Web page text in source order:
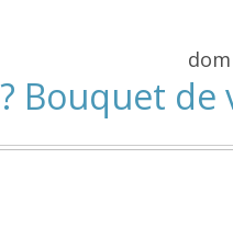
Bouquet de